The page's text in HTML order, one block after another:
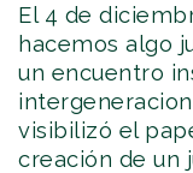
El 4 de
hacemos algo
un encuentro
visibilizó el
creación de un